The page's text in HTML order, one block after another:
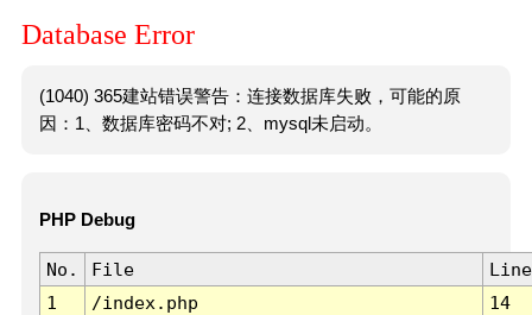
Database Error
(1040) 365建站错误警告：连接数据库失败，可能的原
因：1、数据库密码不对; 2、mysql未启动。
PHP Debug
No. File
Line
1
/index.php 14